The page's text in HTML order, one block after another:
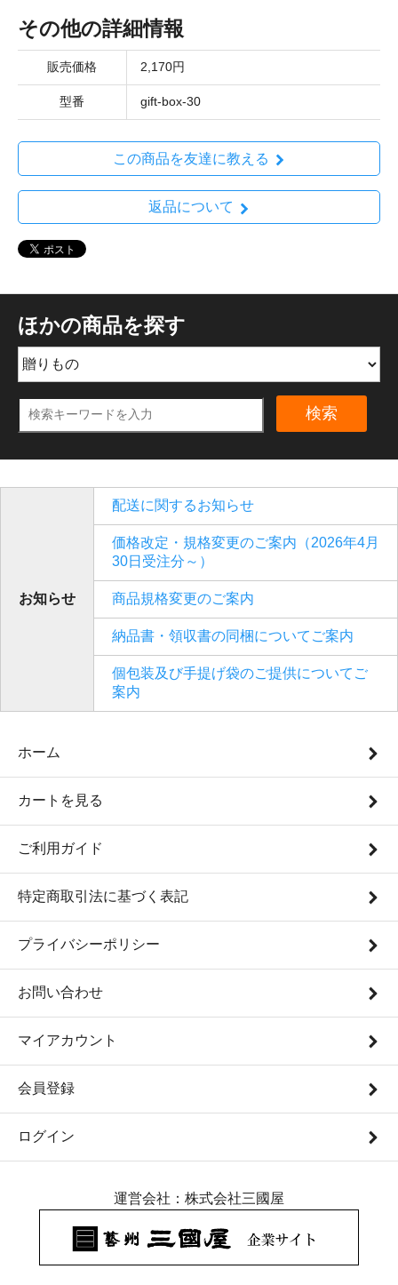
その他の詳細情報
販売価格 2,170円
型番 gift-box-30
この商品を友達に教える
返品について
ほかの商品を探す
検索
お知らせ
配送に関するお知らせ
価格改定・規格変更のご案内（2026年4月
30日受注分～）
商品規格変更のご案内
納品書・領収書の同梱についてご案内
個包装及び手提げ袋のご提供についてご
案内
ホーム
カートを見る
ご利用ガイド
特定商取引法に基づく表記
プライバシーポリシー
お問い合わせ
マイアカウント
会員登録
ログイン
運営会社：株式会社三國屋